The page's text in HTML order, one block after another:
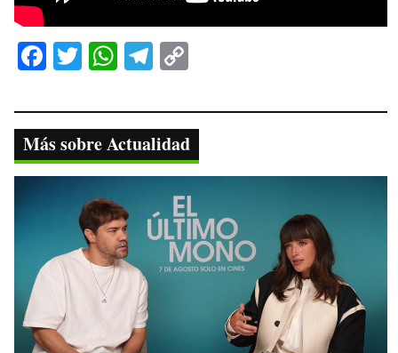
Fa
bo
ok
T
tte
r
W
ts
A
pp
Te
gr
a
m
y
Li
nk
Más sobre Actualidad